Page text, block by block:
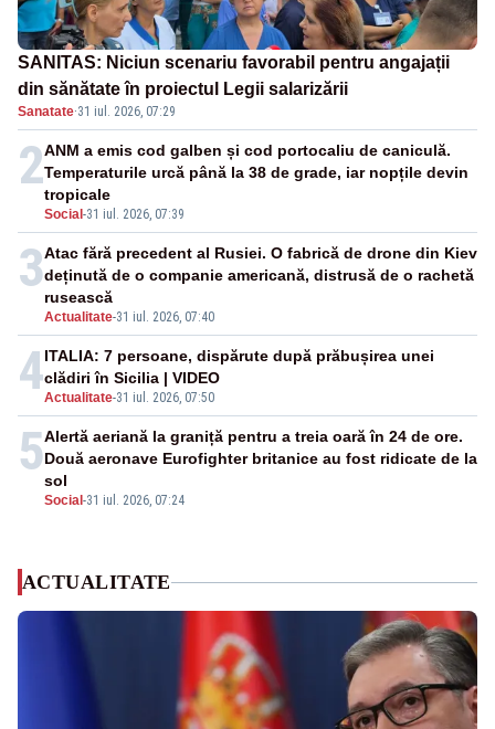
SANITAS: Niciun scenariu favorabil pentru angajații
din sănătate în proiectul Legii salarizării
Sanatate·31 iul. 2026, 07:29
2
Social -31 iul. 2026, 07:39
ANM a emis cod galben și cod portocaliu de caniculă.
Temperaturile urcă până la 38 de grade, iar nopțile devin
tropicale
3
Actualitate-31 iul. 2026, 07:40
Atac fără precedent al Rusiei. O fabrică de drone din Kiev
deținută de o companie americană, distrusă de o rachetă
rusească
4Actualitate-31 iul. 2026, 07:50
ITALIA: 7 persoane, dispărute după prăbușirea unei
clădiri în Sicilia | VIDEO
5
Social -31 iul. 2026, 07:24
Alertă aeriană la graniță pentru a treia oară în 24 de ore.
Două aeronave Eurofighter britanice au fost ridicate de la
sol
ACTUALITATE